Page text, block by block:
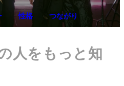
性格 つながり
人をもっと知